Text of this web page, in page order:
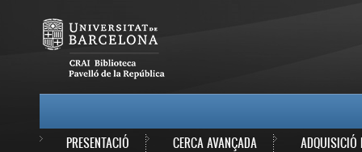
PRESENTACIÓ CERCA AVANÇADA ADQUISICIÓ